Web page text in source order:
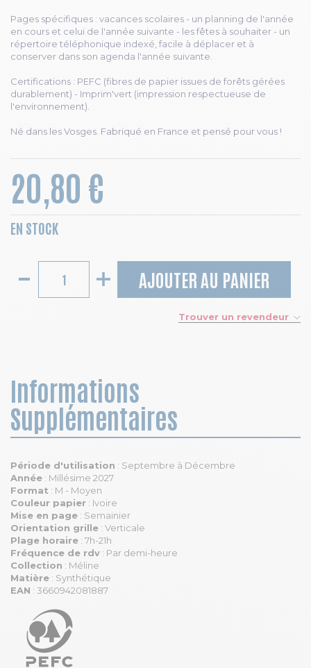
Pages spécifiques : vacances scolaires - un planning de l'année
en cours et celui de l'année suivante - les fêtes à souhaiter - un
répertoire téléphonique indexé, facile à déplacer et à
conserver dans son agenda l'année suivante.
Certifications : PEFC (fibres de papier issues de forêts gérées
durablement) - Imprim'vert (impression respectueuse de
l'environnement).
Né dans les Vosges. Fabriqué en France et pensé pour vous !
20,80 €
EN STOCK
AJOUTER AU PANIER
Trouver un revendeur
Informations
Supplémentaires
Période d'utilisation : Septembre à Décembre
Année : Millésime 2027
Format : M - Moyen
Couleur papier : Ivoire
Mise en page : Semainier
Orientation grille : Verticale
Plage horaire : 7h-21h
Fréquence de rdv : Par demi-heure
Collection : Méline
Matière : Synthétique
EAN : 3660942081887